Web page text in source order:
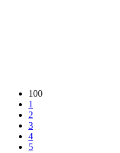
100
1
2
3
4
5